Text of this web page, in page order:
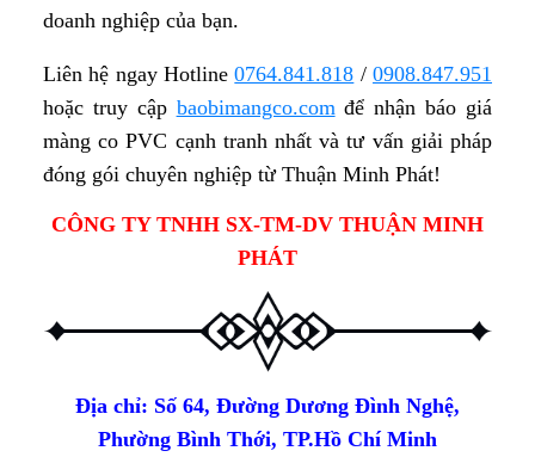
doanh nghiệp của bạn.
Liên hệ ngay Hotline0764.841.818 /0908.847.951
hoặc truy cập baobimangco.comđể nhận báo giá
màng co PVC cạnh tranh nhất và tư vấn giải pháp
đóng gói chuyên nghiệp từ Thuận Minh Phát!
CÔNG TY TNHH SX-TM-DV THUẬN MINH
PHÁT
Địa chỉ: Số 64, Đường Dương Đình Nghệ,
Phường Bình Thới, TP.Hồ Chí Minh